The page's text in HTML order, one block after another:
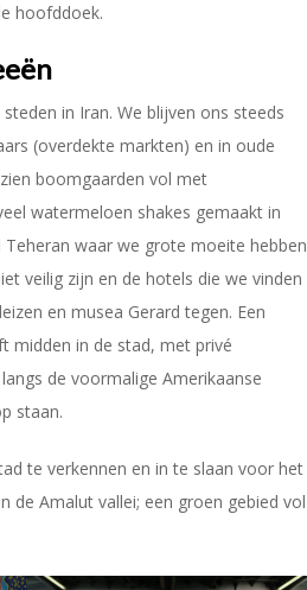
hoofddoek.
in Iran. We blijven ons steeds
(overdekte markten) en in oude
boomgaarden vol met
watermeloen shakes gemaakt in
Teheran waar we grote moeite hebben
veilig zijn en de hotels die we vinden
en musea Gerard tegen. Een
midden in de stad, met privé
de voormalige Amerikaanse
staan.
te verkennen en in te slaan voor het
de Amalut vallei; een groen gebied vol